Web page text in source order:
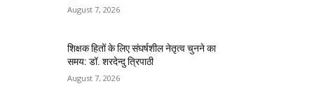
August 7, 2026
शिक्षक हितों के लिए संघर्षशील नेतृत्व चुनने का
समय: डॉ. शरदेन्दु त्रिपाठी
August 7, 2026